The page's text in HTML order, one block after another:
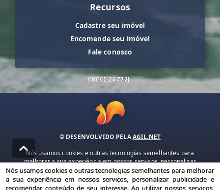
Recursos
Cadastre seu imóvel
Encomende seu imóvel
Fale conosco
CRECI 24.772J
© DESENVOLVIDO PELAAGIL.NET
Nós usamos cookies e outras tecnologias semelhantes para
melhorar a sua experiência em nossos serviços, personalizar
publicidade e recomendar conteúdo de seu interesse. Ao utilizar
nossos serviços, você concorda com nossa política de privacidade e
termos de uso.
Nós usamos cookies e outras tecnologias semelhantes para melhorar
a sua experiência em nossos serviços, personalizar publicidade e
recomendar conteúdo de seu interesse. Ao utilizar nossos serviços,